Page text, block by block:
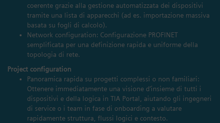
coerente grazie alla gestione automatizzata dei dispositivi
tramite una lista di apparecchi (ad es. importazione massiva
basata su fogli di calcolo).
Network configuration: Configurazione PROFINET
semplificata per una definizione rapida e uniforme della
topologia di rete.
Project configuration
Panoramica rapida su progetti complessi o non familiari:
Ottenere immediatamente una visione d’insieme di tutti i
dispositivi e della logica in TIA Portal, aiutando gli ingegneri
di service o i team in fase di onboarding a valutare
rapidamente struttura, flussi logici e contesto.